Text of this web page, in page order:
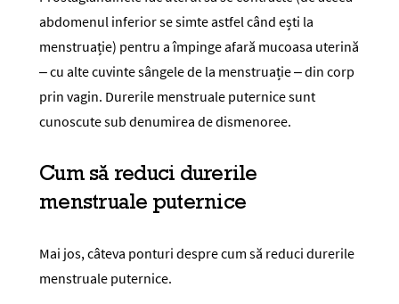
abdomenul inferior se simte astfel când ești la
menstruație) pentru a împinge afară mucoasa uterină
– cu alte cuvinte sângele de la menstruație – din corp
prin vagin. Durerile menstruale puternice sunt
cunoscute sub denumirea de dismenoree.
Cum să reduci durerile
menstruale puternice
Mai jos, câteva ponturi despre cum să reduci durerile
menstruale puternice.